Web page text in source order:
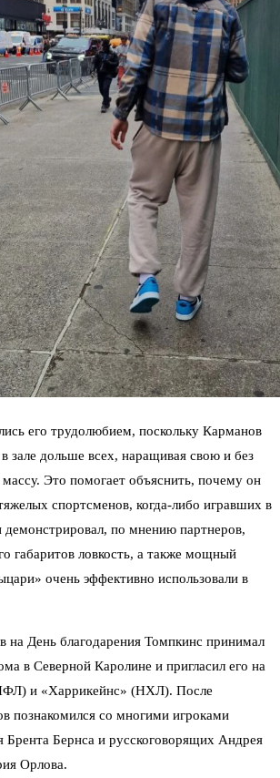
его трудолюбием, поскольку Карманов
зале дольше всех, наращивая свою и без
Это помогает объяснить, почему он
спортсменов, когда-либо игравших в
по мнению партнеров,
габаритов ловкость, а также мощный
очень эффективно использовали в
на День благодарения Томпкинс принимал
в Северной Каролине и пригласил его на
и «Харрикейнс» (НХЛ). После
познакомился со многими игроками
Брента Бернса и русскоговорящих Андрея
Орлова.